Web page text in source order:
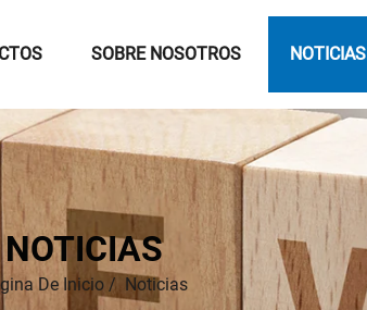
SOBRE NOSOTROS NOTICIAS
NOTICIAS
De Inicio / Noticias